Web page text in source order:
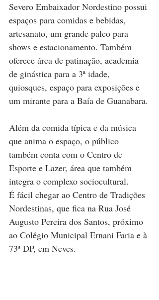
Severo Embaixador Nordestino possui
espaços para comidas e bebidas,
artesanato, um grande palco para
shows e estacionamento. Também
oferece área de patinação, academia
de ginástica para a 3ª idade,
quiosques, espaço para exposições e
um mirante para a Baía de Guanabara.
Além da comida típica e da música
que anima o espaço, o público
também conta com o Centro de
Esporte e Lazer, área que também
integra o complexo sociocultural.
É fácil chegar ao Centro de Tradições
Nordestinas, que fica na Rua José
Augusto Pereira dos Santos, próximo
ao Colégio Municipal Ernani Faria e à
73ª DP, em Neves.